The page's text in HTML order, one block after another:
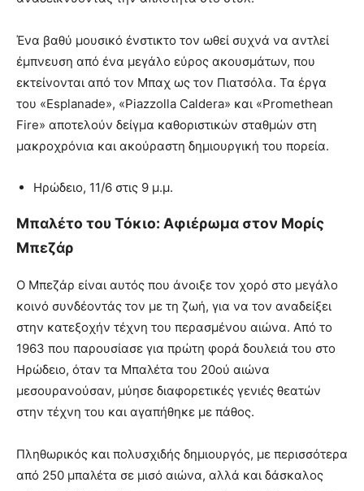
Ένα βαθύ μουσικό ένστικτο τον ωθεί συχνά να αντλεί
έμπνευση από ένα μεγάλο εύρος ακουσμάτων, που
εκτείνονται από τον Μπαχ ως τον Πιατσόλα. Τα έργα
του «Esplanade», «Piazzolla Caldera» και «Promethean
Fire» αποτελούν δείγμα καθοριστικών σταθμών στη
μακροχρόνια και ακούραστη δημιουργική του πορεία.
Ηρώδειο, 11/6 στις 9 μ.μ.
Μπαλέτο του Τόκιο: Αφιέρωμα στον Μορίς
Μπεζάρ
Ο Μπεζάρ είναι αυτός που άνοιξε τον χορό στο μεγάλο
κοινό συνδέοντάς τον με τη ζωή, για να τον αναδείξει
στην κατεξοχήν τέχνη του περασμένου αιώνα. Από το
1963 που παρουσίασε για πρώτη φορά δουλειά του στο
Ηρώδειο, όταν τα Μπαλέτα του 20ού αιώνα
μεσουρανούσαν, μύησε διαφορετικές γενιές θεατών
στην τέχνη του και αγαπήθηκε με πάθος.
Πληθωρικός και πολυσχιδής δημιουργός, με περισσότερα
από 250 μπαλέτα σε μισό αιώνα, αλλά και δάσκαλος